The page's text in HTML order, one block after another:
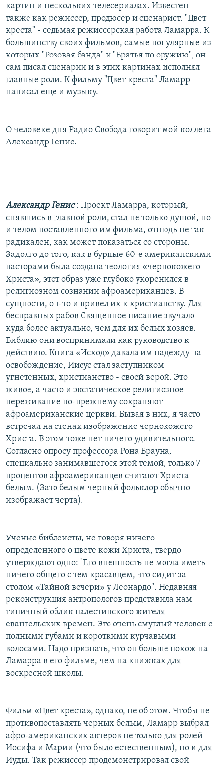
Все сайты РСЕ/РС
картин и нескольких телесериалах. Известен
также как режиссер, продюсер и сценарист. "Цвет
креста" - седьмая режиссерская работа Ламарра. К
большинству своих фильмов, самые популярные из
которых "Розовая банда" и "Братья по оружию", он
сам писал сценарии и в этих картинах исполнял
главные роли. К фильму "Цвет креста" Ламарр
написал еще и музыку.
О человеке дня Радио Свобода говорит мой коллега
Александр Генис.
Александр Генис: Проект Ламарра, который,
снявшись в главной роли, стал не только душой, но
и телом поставленного им фильма, отнюдь не так
радикален, как может показаться со стороны.
Задолго до того, как в бурные 60-е американскими
пасторами была создана теология «чернокожего
Христа», этот образ уже глубоко укоренился в
религиозном сознании афроамериканцев. В
сущности, он-то и привел их к христианству. Для
бесправных рабов Священное писание звучало
куда более актуально, чем для их белых хозяев.
Библию они воспринимали как руководство к
действию. Книга «Исход» давала им надежду на
освобождение, Иисус стал заступником
угнетенных, христианство - своей верой. Это
живое, а часто и экстатическое религиозное
переживание по-прежнему сохраняют
афроамериканские церкви. Бывая в них, я часто
встречал на стенах изображение чернокожего
Христа. В этом тоже нет ничего удивительного.
Согласно опросу профессора Рона Брауна,
специально занимавшегося этой темой, только 7
процентов афроамериканцев считают Христа
белым. (Зато белым черный фольклор обычно
изображает черта).
Ученые библеисты, не говоря ничего
определенного о цвете кожи Христа, твердо
утверждают одно: "Его внешность не могла иметь
ничего общего с тем красавцем, что сидит за
столом «Тайной вечери» у Леонардо". Недавняя
реконструкция антропологов представила нам
типичный облик палестинского жителя
евангельских времен. Это очень смуглый человек с
полными губами и короткими курчавыми
волосами. Надо признать, что он больше похож на
Ламарра в его фильме, чем на книжках для
воскресной школы.
Фильм «Цвет креста», однако, не об этом. Чтобы не
противопоставлять черных белым, Ламарр выбрал
афро-американских актеров не только для ролей
Иосифа и Марии (что было естественным), но и для
Иуды. Так режиссер продемонстрировал свой